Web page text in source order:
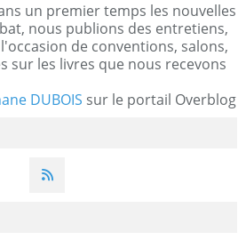
un premier temps les nouvelles
nous publions des entretiens,
de conventions, salons,
sur les livres que nous recevons
DUBOIS sur le portail Overblog